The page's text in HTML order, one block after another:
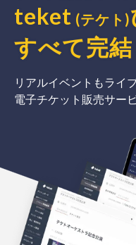
teket (テケト)
すべて完結
リアルイベントもライ
電子チケット販売サー